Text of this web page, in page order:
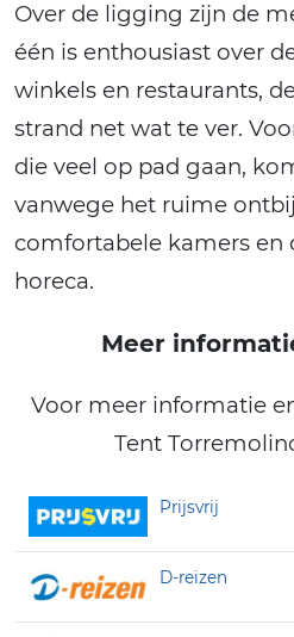
Over de ligging zijn de
één is enthousiast over
winkels en restaurants,
strand net wat te ver.
die veel op pad gaan,
vanwege het ruime
comfortabele kamers en
horeca.
Meer
Voor meer informatie
Tent
Prijsvrij
D-reizen